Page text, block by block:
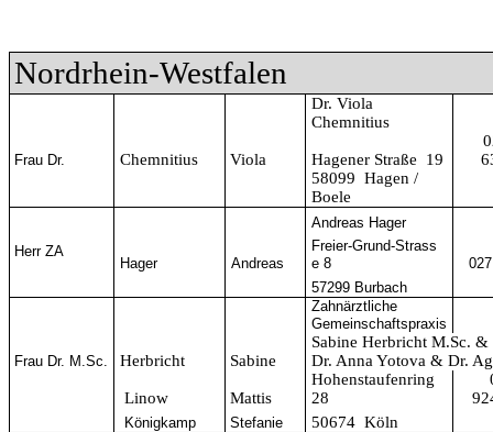
Nordrhein-Westfalen
Dr. Viola
Chemnitius
Frau Dr. Chemnitius Viola Hagener Straße 19
58099 Hagen /
Boele
Andreas Hager
Herr ZA
Hager Andreas
Freier-Grund-Strass
e 8
57299 Burbach
Zahnärztliche
Gemeinschaftspraxis
Frau Dr. M.Sc. Herbricht Sabine
Sabine Herbricht M.Sc. &
Dr. Anna Yotova & Dr.
Linow Mattis
Hohenstaufenring
28
Königkamp Stefanie
50674 Köln